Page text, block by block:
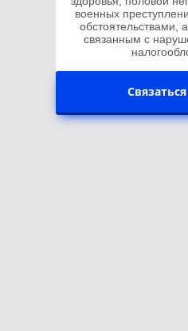
военных
обстоятельствами,
связанным с